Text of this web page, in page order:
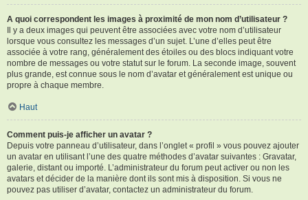
A quoi correspondent les images à proximité de mon nom d’utilisateur ?
Il y a deux images qui peuvent être associées avec votre nom d’utilisateur
lorsque vous consultez les messages d’un sujet. L’une d’elles peut être
associée à votre rang, généralement des étoiles ou des blocs indiquant votre
nombre de messages ou votre statut sur le forum. La seconde image, souvent
plus grande, est connue sous le nom d’avatar et généralement est unique ou
propre à chaque membre.
Haut
Comment puis-je afficher un avatar ?
Depuis votre panneau d’utilisateur, dans l’onglet « profil » vous pouvez ajouter
un avatar en utilisant l’une des quatre méthodes d’avatar suivantes : Gravatar,
galerie, distant ou importé. L’administrateur du forum peut activer ou non les
avatars et décider de la manière dont ils sont mis à disposition. Si vous ne
pouvez pas utiliser d’avatar, contactez un administrateur du forum.